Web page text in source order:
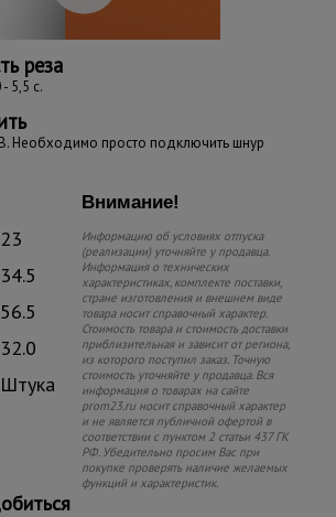
реза
5,5 с.
В. Необходимо просто подключить шнур
23
34.5
56.5
32.0
Штука
Внимание!
Информацию об условиях отпуска
(реализации) уточняйте у продавца.
Информация о технических
характеристиках, комплекте поставки,
стране изготовления и внешнем виде
товара носит справочный характер.
Стоимость товара и стоимость доставки
приблизительная и зависит от региона,
из которого поступил заказ. Точную
стоимость уточняйте у продавца. Вся
информация о товарах на сайте
prom23.ru носит справочный характер
и не является публичной офертой в
соответствии с пунктом 2 статьи 437 ГК
РФ. Убедительно просим Вас при
покупке проверять наличие желаемых
функций и характеристик.